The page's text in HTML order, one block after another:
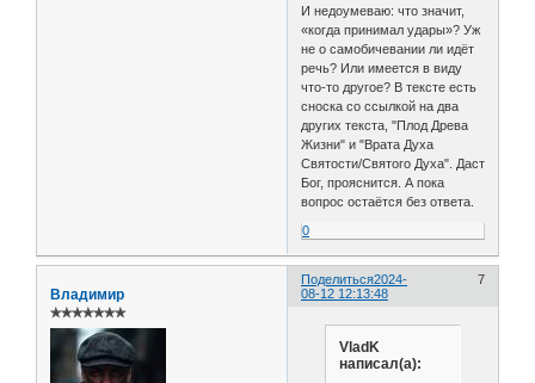
И недоумеваю: что значит,
«когда принимал удары»? Уж
не о самобичевании ли идёт
речь? Или имеется в виду
что-то другое? В тексте есть
сноска со ссылкой на два
других текста, "Плод Древа
Жизни" и "Врата Духа
Святости/Святого Духа". Даст
Бог, прояснится. А пока
вопрос остаётся без ответа.
0
Поделиться 7
2024-
08-12 12:13:48
Владимир
✯✯✯✯✯✯✯
VladK
написал(а):